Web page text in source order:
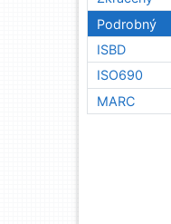
Podrobný
ISBD
ISO690
MARC